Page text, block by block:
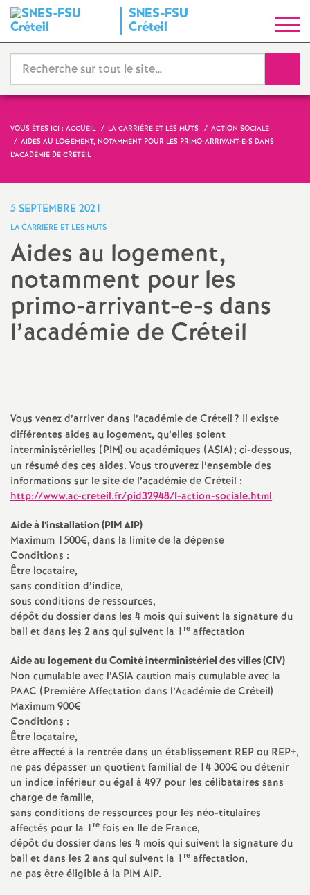
SNES-FSU
Créteil
y
n
d
t
N
a
i
o
n
l
e
s
E
s
e
i
g
VOUS ÊTES ICI : ACCUEIL LA CARRIÈRE ET LES MUTS
ACTION SOCIALE
AIDES AU LOGEMENT, NOTAMMENT POUR LES PRIMO-ARRIVANT-E-S DANS
L’ACADÉMIE DE CRÉTEIL
5 SEPTEMBRE 2021
LA CARRIÈRE ET LES MUTS
Aides au logement,
notamment pour les
primo-arrivant-e-s dans
l’académie de Créteil
Vous venez d’arriver dans l’académie de Créteil? Il existe
différentes aides au logement, qu’elles soient
interministérielles (PIM) ou académiques (ASIA); ci-dessous,
un résumé des ces aides. Vous trouverez l’ensemble des
informations sur le site de l’académie de Créteil :
http://www.ac-creteil.fr/pid32948/l-action-sociale.html
Aide à l’installation (PIMAIP)
Maximum 1500€, dans la limite de la dépense
Conditions :
Être locataire,
sans condition d’indice,
sous conditions de ressources,
dépôt du dossier dans les 4 mois qui suivent la signature du
bail et dans les 2 ans qui suivent la 1 re affectation
Aide au logement du Comité interministériel des villes (CIV)
Non cumulable avec l’ASIAcaution mais cumulable avec la
PAAC (Première Affectation dans l’Académie de Créteil)
Maximum 900€
Conditions :
Être locataire,
être affecté à la rentrée dans un établissement REPou REP+,
ne pas dépasser un quotient familial de 14 300€ ou détenir
un indice inférieur ou égal à 497 pour les célibataires sans
charge de famille,
sans conditions de ressources pour les néo-titulaires
affectés pour la 1 re fois en Ile de France,
dépôt du dossier dans les 4 mois qui suivent la signature du
bail et dans les 2 ans qui suivent la 1 re affectation,
ne pas être éligible à la PIM AIP.